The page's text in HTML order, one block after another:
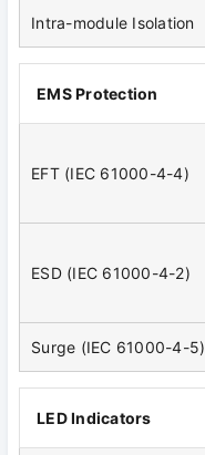
Intra-module Isolation
EMS Protection
EFT (IEC 61000-4-4)
ESD (IEC 61000-4-2)
Surge (IEC 61000-4-5)
LED Indicators